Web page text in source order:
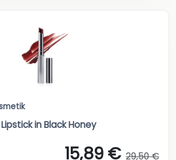
in Black Honey
15,89 € 29,50 €